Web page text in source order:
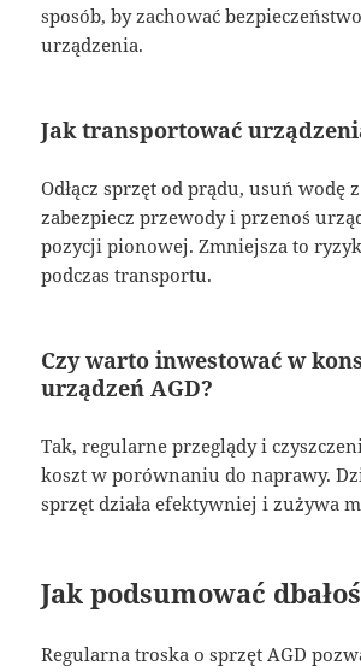
sposób, by zachować
urządzenia.
Jak transportować
Odłącz sprzęt od prądu, usuń wodę
zabezpiecz przewody i przenoś
pozycji pionowej. Zmniejsza to
podczas transportu.
Czy warto inwestować w
urządzeń AGD?
Tak, regularne przeglądy i
koszt w porównaniu do naprawy.
sprzęt działa efektywniej i zużywa
Jak podsumować
Regularna troska o sprzęt AGD